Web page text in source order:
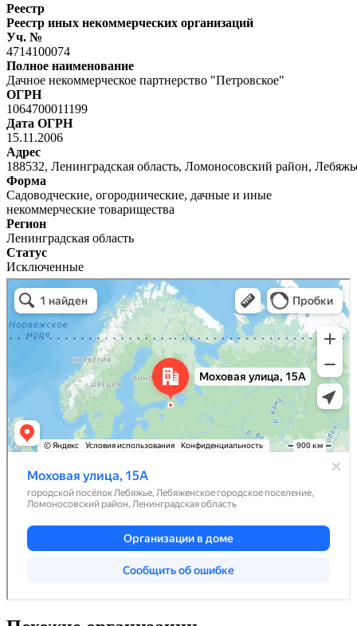
Реестр
Реестр иных некоммерческих организаций
Уч. №
4714100074
Полное наименование
Дачное некоммерческое партнерство "Петровское"
ОГРН
1064700011199
Дата ОГРН
15.11.2006
Адрес
188532, Ленинградская область, Ломоносовский район,
Форма
Садоводческие, огороднические, дачные и иные
некоммерческие товарищества
Регион
Ленинградская область
Статус
Исключенные